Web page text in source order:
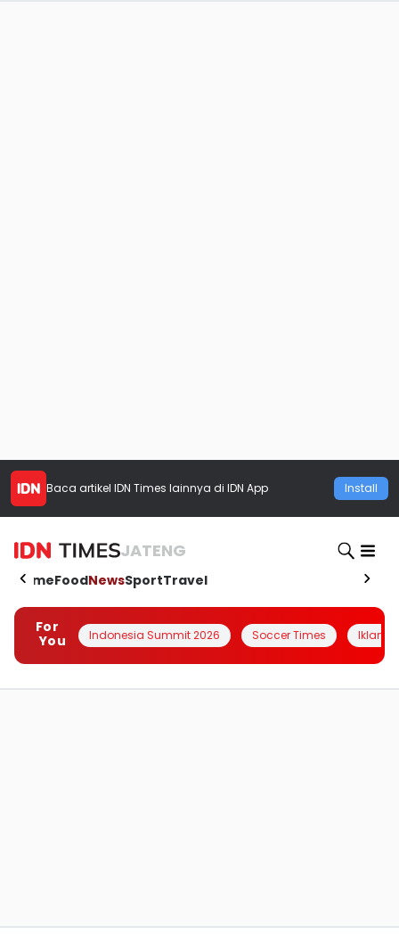
Baca artikel IDN Times lainnya di IDN App Install
JATENG
HomeFoodNewsSportTravel
For
You
Indonesia Summit 2026 Soccer Times Iklanin